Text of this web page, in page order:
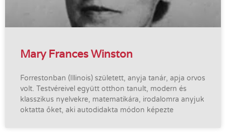
Mary Frances Winston
Forrestonban (Illinois) született, anyja tanár, apja orvos
volt. Testvéreivel együtt otthon tanult, modern és
klasszikus nyelvekre, matematikára, irodalomra anyjuk
oktatta őket, aki autodidakta módon képezte